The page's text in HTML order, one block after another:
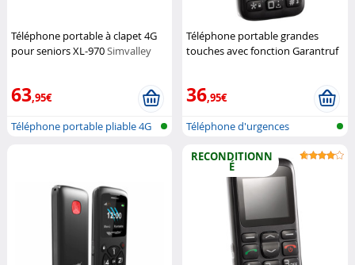
Téléphone portable à clapet 4G
pour seniors XL-970Simvalley
63,95€
Téléphone portable pliable 4G
Téléphone portable grandes
touches avec fonction Garantruf
36,95€
Téléphone d'urgences
RECONDITIONN
É